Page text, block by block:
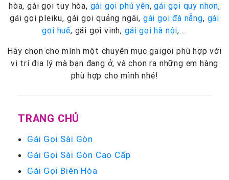
hòa, gái gọi tuy hòa, gái gọi phú yên,gái gọi quy nhơn,
gái gọi pleiku, gái gọi quảng ngãi, gái gọi đà nẵng, gái
gọi huế, gái gọi vinh, gái gọi hà nội,….
Hãy chọn cho mình một chuyên mục gaigoi phù hợp với
vị trí địa lý mà bạn đang ở, và chọn ra những em hàng
phù hợp cho mình nhé!
TRANG CHỦ
Gái Gọi Sài Gòn
Gái Gọi Sài Gòn Cao Cấp
Gái Gọi Biên Hòa